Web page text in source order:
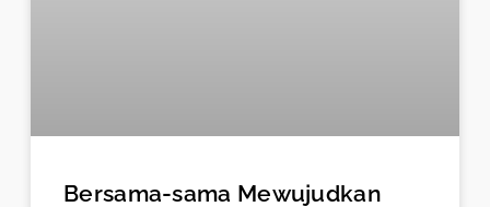
Bersama-sama Mewujudkan